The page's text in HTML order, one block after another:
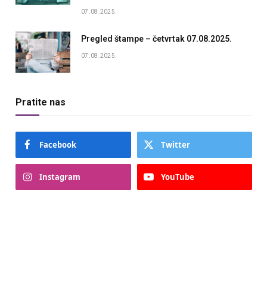
07.08.2025.
Pregled štampe – četvrtak 07.08.2025.
07.08.2025.
Pratite nas
Facebook Twitter
Instagram YouTube